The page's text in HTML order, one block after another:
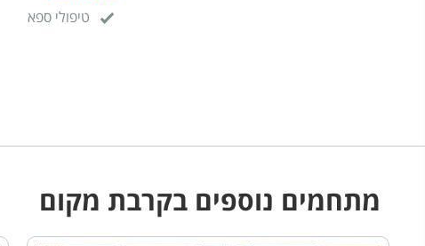
טיפולי ספא
מתחמים נוספים בקרבת מקום